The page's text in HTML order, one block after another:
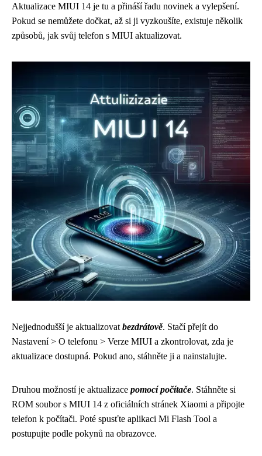
Aktualizace MIUI 14 je tu a přináší řadu novinek a vylepšení.
Pokud se nemůžete dočkat, až si ji vyzkoušíte, existuje několik
způsobů, jak svůj telefon s MIUI aktualizovat.
Nejjednodušší je aktualizovat bezdrátově. Stačí přejít do
Nastavení > O telefonu > Verze MIUI a zkontrolovat, zda je
aktualizace dostupná. Pokud ano, stáhněte ji a nainstalujte.
Druhou možností je aktualizace pomocí počítače. Stáhněte si
ROM soubor s MIUI 14 z oficiálních stránek Xiaomi a připojte
telefon k počítači. Poté spusťte aplikaci Mi Flash Tool a
postupujte podle pokynů na obrazovce.